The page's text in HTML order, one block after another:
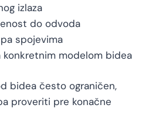
izlaza
do odvoda
spojevima
modelom bidea
bidea često ograničen,
proveriti pre konačne